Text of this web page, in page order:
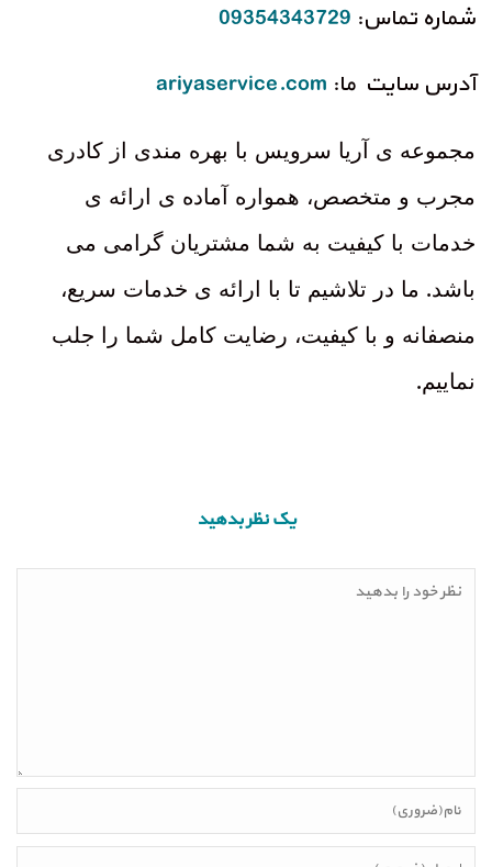
شماره تماس:
09354343729
آدرس سایت ما: ariyaservice.com
مجموعه ی آریا سرویس با بهره مندی از کادری
مجرب و متخصص، همواره آماده ی ارائه ی
خدمات با کیفیت به شما مشتریان گرامی می
باشد. ما در تلاشیم تا با ارائه ی خدمات سریع،
منصفانه و با کیفیت، رضایت کامل شما را جلب
نماییم.
یک نظر بدهید